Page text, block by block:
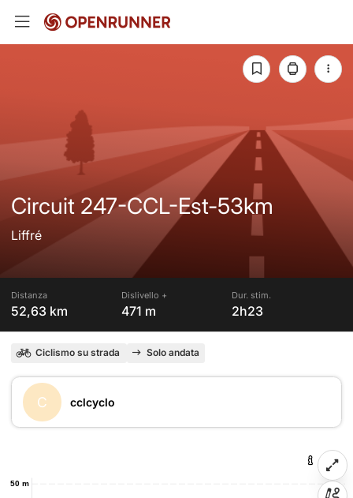
Circuit 247-CCL-Est-53km
Liffré
Distanza
52,63 km
Dislivello +
471 m
Dur. stim.
2h23
Ciclismo su strada Solo andata
C cclcyclo
50 m